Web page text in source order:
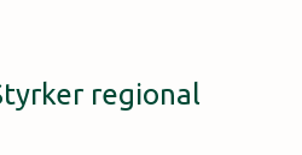
regional